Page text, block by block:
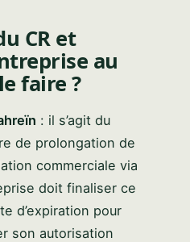
CR et
au
faire ?
: il s’agit du
de prolongation de
commerciale via
doit finaliser ce
d’expiration pour
son autorisation
العربية